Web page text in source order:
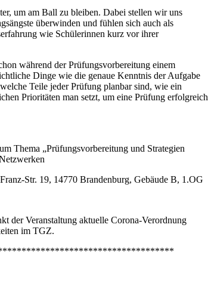
um am Ball zu bleiben. Dabei stellen wir uns
überwinden und fühlen sich auch als
wie Schülerinnen kurz vor ihrer
während der Prüfungsvorbereitung einem
Dinge wie die genaue Kenntnis der Aufgabe
Teile jeder Prüfung planbar sind, wie ein
Prioritäten man setzt, um eine Prüfung erfolgreich
Thema „Prüfungsvorbereitung und Strategien
Str. 19, 14770 Brandenburg, Gebäude B, 1.OG
der Veranstaltung aktuelle Corona-Verordnung
im TGZ.